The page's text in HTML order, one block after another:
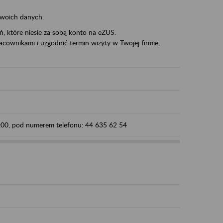
danych.
które niesie za sobą konto na eZUS.
i uzgodnić termin wizyty w Twojej firmie,
pod numerem telefonu: 44 635 62 54